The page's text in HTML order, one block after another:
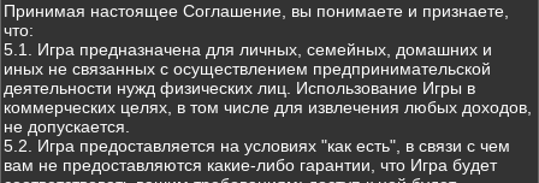
Принимая настоящее Соглашение, вы понимаете и признаете,
что:
5.1. Игра предназначена для личных, семейных, домашних и
иных не связанных с осуществлением предпринимательской
деятельности нужд физических лиц. Использование Игры в
коммерческих целях, в том числе для извлечения любых доходов,
не допускается.
5.2. Игра предоставляется на условиях "как есть", в связи с чем
вам не предоставляются какие-либо гарантии, что Игра будет